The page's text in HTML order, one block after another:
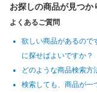
お探しの商品が見つか
よくあるご質問
欲しい商品があるので
に探せばよいですか？
どのような商品検索方
検索しても、商品が一